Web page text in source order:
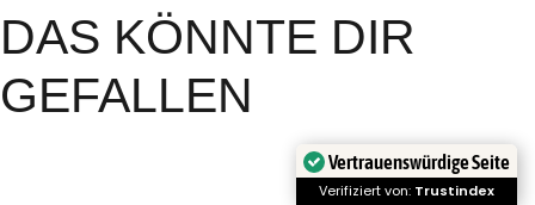
DAS KÖNNTE DIR
GEFALLEN
Vertrauenswürdige Seite
Verifiziert von: Trustindex